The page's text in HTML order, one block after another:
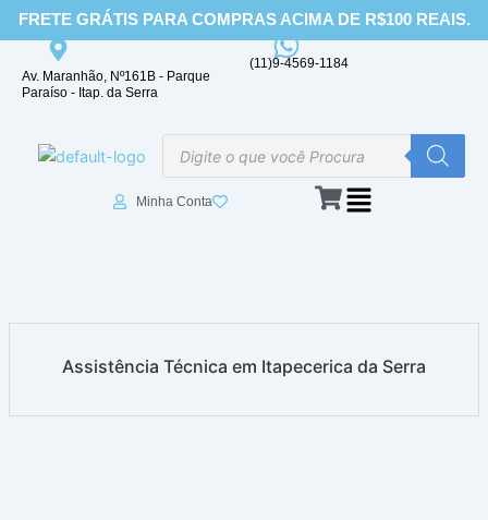
para
conteúdo
FRETE GRÁTIS PARA COMPRAS ACIMA DE R$100 REAIS.
Av. Maranhão, Nº161B - Parque
Paraíso - Itap. da Serra
(11)9-4569-1184
produtos
Minha Conta
Assistência Técnica em Itapecerica da Serra